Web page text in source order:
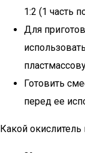
1:2 (1 часть
Для
Готовить
перед ее
Какой окислитель